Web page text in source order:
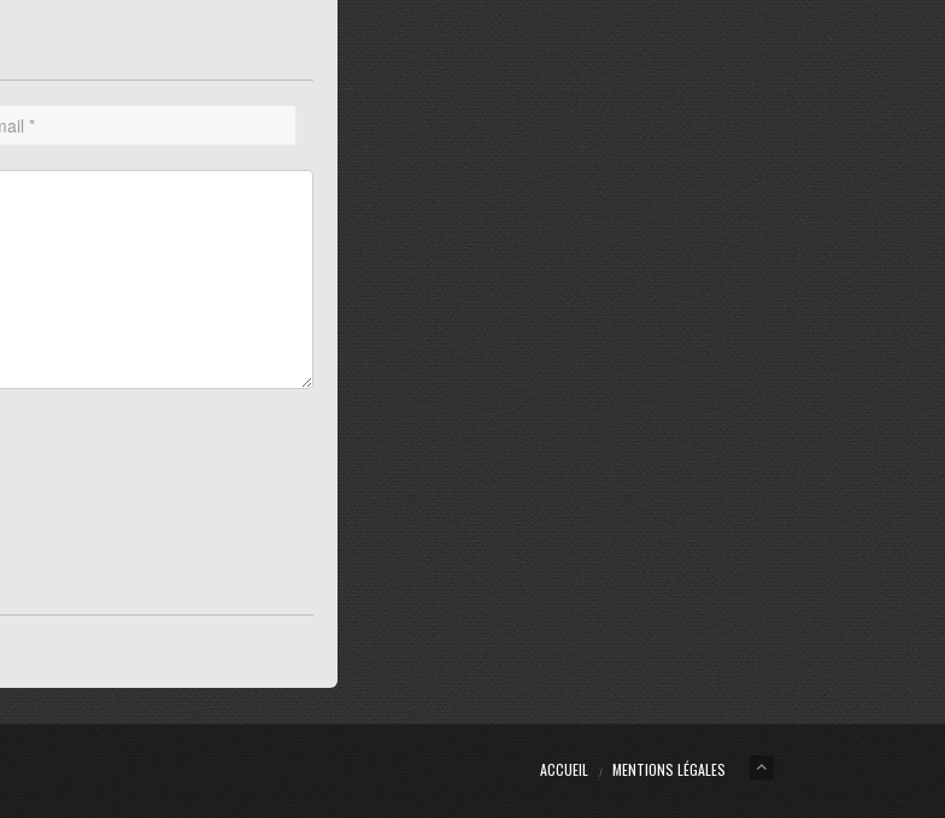
ACCUEIL MENTIONS LÉGALES